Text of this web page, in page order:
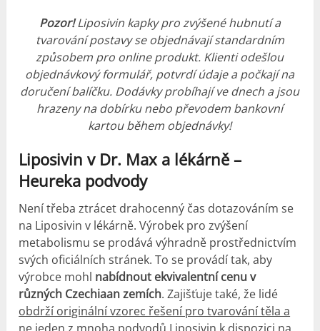
Pozor! Liposivin kapky pro zvýšené hubnutí a
tvarování postavy se objednávají standardním
způsobem pro online produkt. Klienti odešlou
objednávkový formulář, potvrdí údaje a počkají na
doručení balíčku. Dodávky probíhají ve dnech a jsou
hrazeny na dobírku nebo převodem bankovní
kartou během objednávky!
Liposivin v Dr. Max a lékárně –
Heureka podvody
Není třeba ztrácet drahocenný čas dotazováním se
na Liposivin v lékárně. Výrobek pro zvýšení
metabolismu se prodává výhradně prostřednictvím
svých oficiálních stránek. To se provádí tak, aby
výrobce mohl nabídnout ekvivalentní cenu v
různých Czechiaan zemích. Zajišťuje také, že lidé
obdrží originální vzorec řešení pro tvarování těla a